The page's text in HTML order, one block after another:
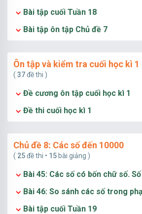
Bài tập cuối Tuần 18
Bài tập ôn tập Chủ đề 7
Ôn tập và kiểm tra cuối học kì 1
( 37đề thi )
Đề cương ôn tập cuối học kì 1
Đề thi cuối học kì 1
Chủ đề 8: Các số đến 10000
( 25đề thi • 15 bài giảng )
Bài 45: Các số có bốn chữ số.
Bài 46: So sánh các số trong
Bài tập cuối Tuần 19